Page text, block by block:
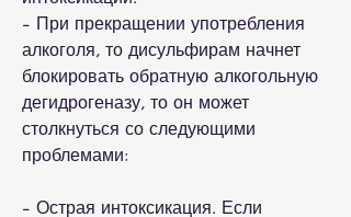
- При прекращении употребления
алкоголя, то дисульфирам начнет
блокировать обратную алкогольную
дегидрогеназу, то он может
столкнуться со следующими
проблемами:
- Острая интоксикация. Если